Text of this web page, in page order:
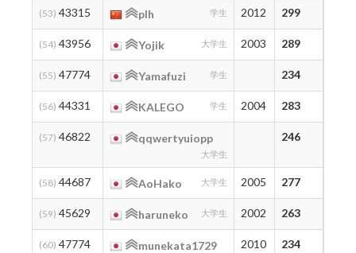
(53) 43315 plh 学生 2012 299
(54) 43956 Yojik 大学生 2003 289
(55) 47774 Yamafuzi 学生 234
(56) 44331 KALEGO 学生 2004 283
(57) 46822 qqwertyuiopp
大学生
246
(58) 44687 AoHako 大学生 2005 277
(59) 45629 haruneko 大学生 2002 263
(60) 47774 munekata1729 2010 234